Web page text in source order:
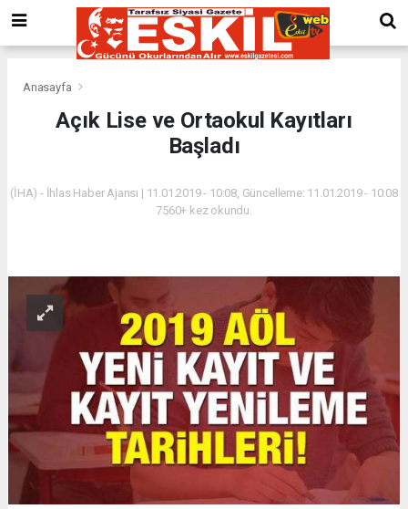
Anasayfa
Açık Lise ve Ortaokul Kayıtları
Başladı
(İHA) - İhlas Haber Ajansı | 11.01.2019 - 10:08, Güncelleme: 11.01.2019 - 10:08
7560+ kez okundu.